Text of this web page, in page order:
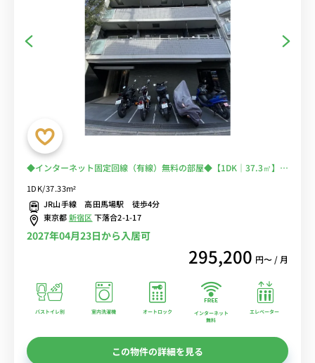
◆インターネット固定回線（有線）無料の部屋◆【1DK｜37.3㎡】オ
1DK/37.33m²
JR山手線 高田馬場駅 徒歩4分
東京都新宿区下落合2-1-17
2027年04月23日から入居可
295,200 円〜 / 月
バストイレ別 室内洗濯機 オートロック
インターネット
無料
エレベーター
この物件の詳細を見る